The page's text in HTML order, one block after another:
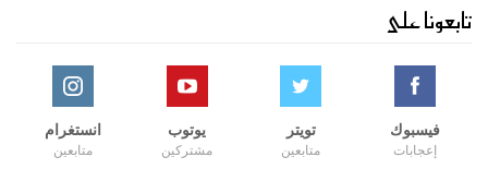
تابعونا على
فيسبوك
إعجابات
تويتر
متابعين
يوتوب
مشتركين
انستغرام
متابعين